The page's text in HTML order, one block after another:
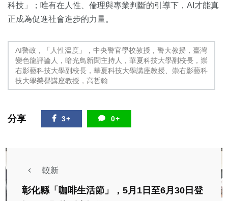
科技」；唯有在人性、倫理與專業判斷的引導下，AI才能真
正成為促進社會進步的力量。
AI警政，「人性溫度」，中央警官學校教授，警大教授，臺灣
變色龍評論人，暗光鳥新聞主持人，華夏科技大學副校長，崇
右影藝科技大學副校長，華夏科技大學講座教授、崇右影藝科
技大學榮譽講座教授，高哲翰
分享 3+ 0+
較新
彰化縣「咖啡生活節」，5月1日至6月30日登